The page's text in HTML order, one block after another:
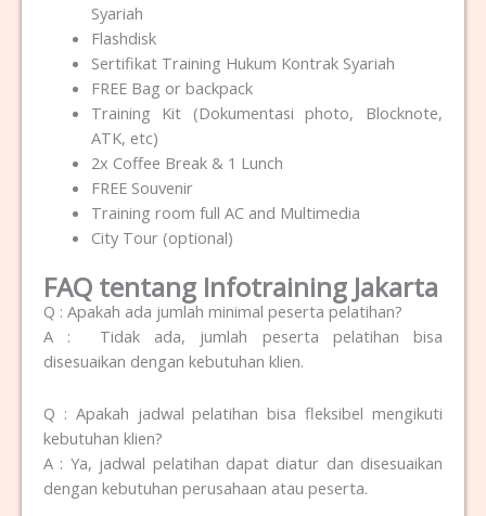
Syariah
Flashdisk
Sertifikat Training Hukum Kontrak Syariah
FREE Bag or backpack
Training Kit (Dokumentasi photo, Blocknote,
ATK, etc)
2x Coffee Break & 1 Lunch
FREE Souvenir
Training room full AC and Multimedia
City Tour (optional)
FAQ tentang Infotraining Jakarta
Q : Apakah ada jumlah minimal peserta pelatihan?
A : Tidak ada, jumlah peserta pelatihan bisa
disesuaikan dengan kebutuhan klien.
Q : Apakah jadwal pelatihan bisa fleksibel mengikuti
kebutuhan klien?
A : Ya, jadwal pelatihan dapat diatur dan disesuaikan
dengan kebutuhan perusahaan atau peserta.